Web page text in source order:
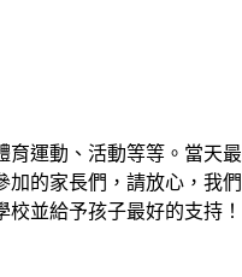
育運動、活動等等。當天最
加的家長們，請放心，我們
並給予孩子最好的支持！